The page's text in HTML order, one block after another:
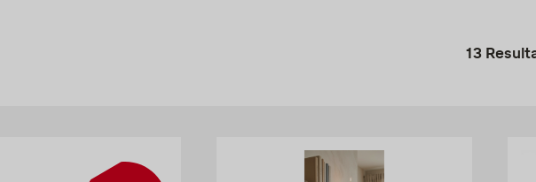
får brug for mere plads i fremtiden. Det klarer du nemt med vores systemer. Hvis
13